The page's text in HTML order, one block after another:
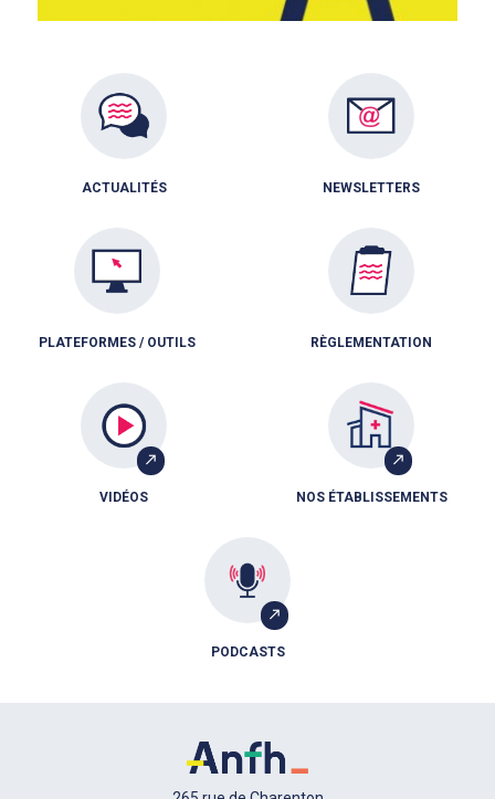
ACTUALITÉS NEWSLETTERS
PLATEFORMES / OUTILS RÈGLEMENTATION
VIDÉOS NOS ÉTABLISSEMENTS
PODCASTS